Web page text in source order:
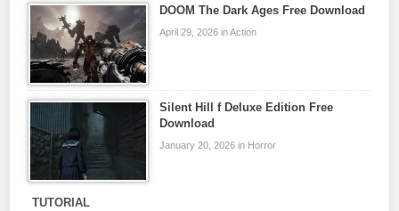
DOOM The Dark Ages Free Download
April 29, 2026 in Action
Silent Hill f Deluxe Edition Free
Download
January 20, 2026 in Horror
TUTORIAL